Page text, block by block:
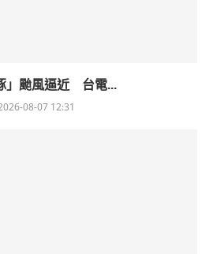
」颱風逼近 台電...
08-07 12:31